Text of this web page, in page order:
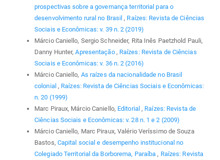
prospectivas sobre a governança territorial para o
desenvolvimento rural no Brasil, Raízes: Revista de Ciências
Sociais e Econômicas: v. 39 n. 2 (2019)
Márcio Caniello, Sergio Schneider, Rita Inês Paetzhold Pauli,
Danny Hunter,Apresentação , Raízes: Revista de Ciências
Sociais e Econômicas: v. 36 n. 2 (2016)
Márcio Caniello, As raízes da nacionalidade no Brasil
colonial , Raízes: Revista de Ciências Sociais e Econômicas:
n. 20 (1999)
Marc Piraux, Márcio Caniello, Editorial, Raízes: Revista de
Ciências Sociais e Econômicas: v. 28 n. 1 e 2 (2009)
Márcio Caniello, Marc Piraux, Valério Veríssimo de Souza
Bastos, Capital social e desempenho institucional no
Colegiado Territorial da Borborema, Paraíba, Raízes: Revista